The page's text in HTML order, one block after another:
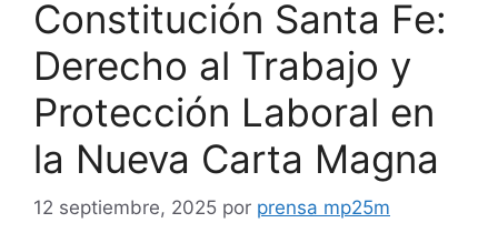
Constitución Santa Fe:
Derecho al Trabajo y
Protección Laboral en
la Nueva Carta Magna
12 septiembre, 2025 por prensa mp25m